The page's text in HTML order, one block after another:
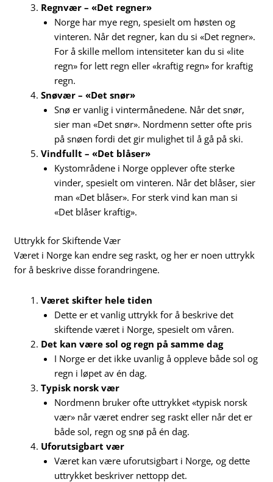
Regnvær – «Det regner»
Norge har mye regn, spesielt om høsten og
vinteren. Når det regner, kan du si «Det regner».
For å skille mellom intensiteter kan du si «lite
regn» for lett regn eller «kraftig regn» for kraftig
regn.
Snøvær – «Det snør»
Snø er vanlig i vintermånedene. Når det snør,
sier man «Det snør». Nordmenn setter ofte pris
på snøen fordi det gir mulighet til å gå på ski.
Vindfullt – «Det blåser»
Kystområdene i Norge opplever ofte sterke
vinder, spesielt om vinteren. Når det blåser, sier
man «Det blåser». For sterk vind kan man si
«Det blåser kraftig».
Uttrykk for Skiftende Vær
Været i Norge kan endre seg raskt, og her er noen uttrykk
for å beskrive disse forandringene.
Været skifter hele tiden
Dette er et vanlig uttrykk for å beskrive det
skiftende været i Norge, spesielt om våren.
Det kan være sol og regn på samme dag
I Norge er det ikke uvanlig å oppleve både sol og
regn i løpet av én dag.
Typisk norsk vær
Nordmenn bruker ofte uttrykket «typisk norsk
vær» når været endrer seg raskt eller når det er
både sol, regn og snø på én dag.
Uforutsigbart vær
Været kan være uforutsigbart i Norge, og dette
uttrykket beskriver nettopp det.